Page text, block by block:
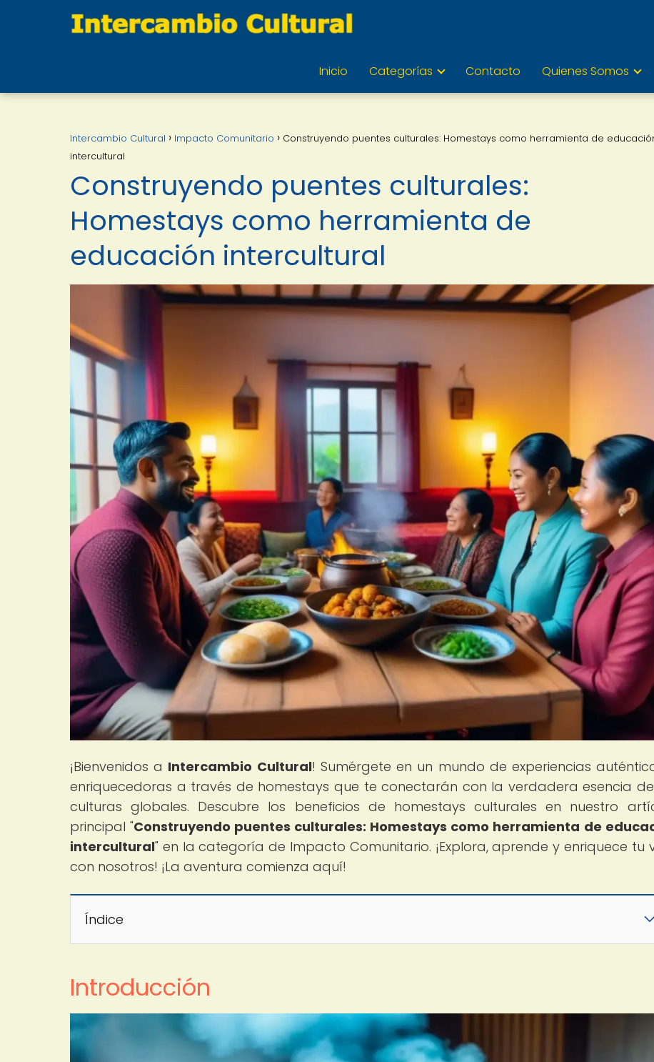
Inicio Categorías Contacto Quienes Somos
Intercambio Cultural Impacto Comunitario
Construyendo puentes culturales: Homestays como herramienta de
intercultural
Construyendo puentes culturales:
Homestays como herramienta de
educación intercultural
¡Bienvenidos a Intercambio Cultural! Sumérgete en un mundo de experiencias
enriquecedoras a través de homestays que te conectarán con la verdadera esencia
culturas globales. Descubre los beneficios de homestays culturales en nuestro
principal "Construyendo puentes culturales: Homestays como herramienta de
intercultural" en la categoría de Impacto Comunitario. ¡Explora, aprende y enriquece tu
con nosotros! ¡La aventura comienza aquí!
Índice
Introducción